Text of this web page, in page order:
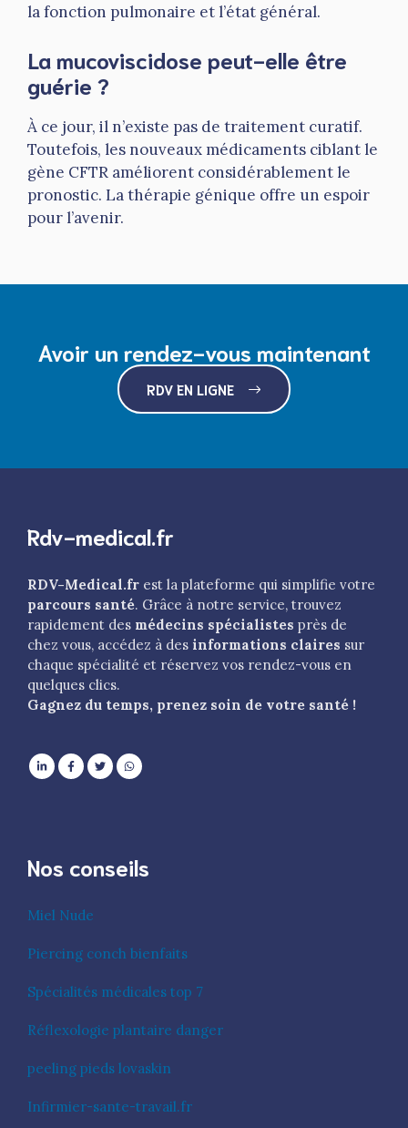
la fonction pulmonaire et l’état général.
La mucoviscidose peut-elle être
guérie ?
À ce jour, il n’existe pas de traitement curatif.
Toutefois, les nouveaux médicaments ciblant le
gène CFTR améliorent considérablement le
pronostic. La thérapie génique offre un espoir
pour l’avenir.
Avoir un rendez-vous maintenant
RDV EN LIGNE
Rdv-medical.fr
RDV-Medical.fr est la plateforme qui simplifie votre
parcours santé. Grâce à notre service, trouvez
rapidement des médecins spécialistes près de
chez vous, accédez à des informations claires sur
chaque spécialité et réservez vos rendez-vous en
quelques clics.
Gagnez du temps, prenez soin de votre santé !
Nos conseils
Miel Nude
Piercing conch bienfaits
Spécialités médicales top 7
Réflexologie plantaire danger
peeling pieds lovaskin
Infirmier-sante-travail.fr